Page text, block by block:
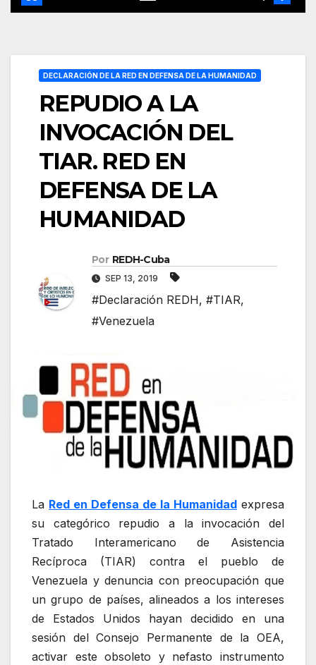
DECLARACIÓN DE LA RED EN DEFENSA DE LA HUMANIDAD
REPUDIO A LA
INVOCACIÓN DEL
TIAR. RED EN
DEFENSA DE LA
HUMANIDAD
Por REDH-Cuba
SEP 13, 2019
#Declaración REDH, #TIAR,
#Venezuela
La Red en Defensa de la Humanidad expresa
su categórico repudio a la invocación del
Tratado Interamericano de Asistencia
Recíproca (TIAR) contra el pueblo de
Venezuela y denuncia con preocupación que
un grupo de países, alineados a los intereses
de Estados Unidos hayan decidido en una
sesión del Consejo Permanente de la OEA,
activar este obsoleto y nefasto instrumento